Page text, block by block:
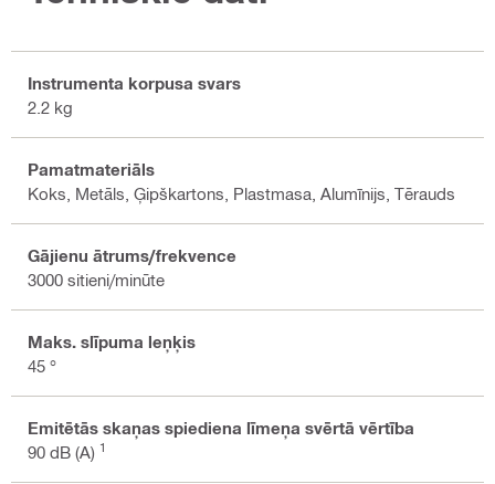
Instrumenta korpusa svars
2.2 kg
Pamatmateriāls
Koks, Metāls, Ģipškartons, Plastmasa, Alumīnijs, Tērauds
Gājienu ātrums/frekvence
3000 sitieni/minūte
Maks. slīpuma leņķis
45 °
Emitētās skaņas spiediena līmeņa svērtā vērtība
90 dB (A) 1